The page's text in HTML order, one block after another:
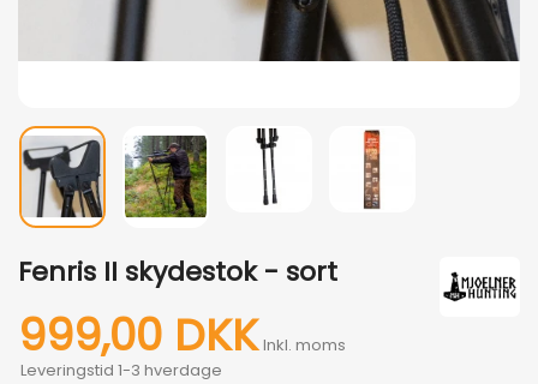
Fenris II skydestok - sort
999,00 DKK Inkl. moms
Leveringstid 1-3 hverdage